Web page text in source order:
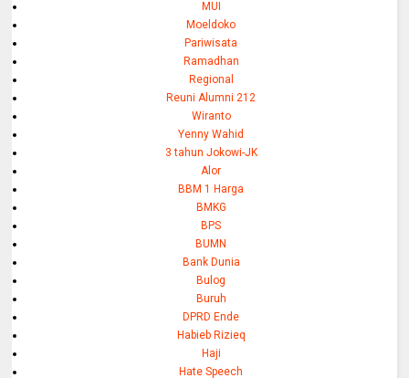
MUI
Moeldoko
Pariwisata
Ramadhan
Regional
Reuni Alumni 212
Wiranto
Yenny Wahid
3 tahun Jokowi-JK
Alor
BBM 1 Harga
BMKG
BPS
BUMN
Bank Dunia
Bulog
Buruh
DPRD Ende
Habieb Rizieq
Haji
Hate Speech